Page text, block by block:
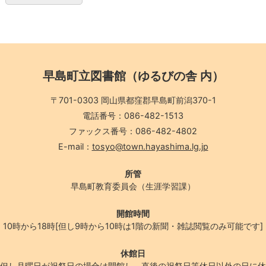
早島町立図書館（ゆるびの舎 内）
〒701-0303 岡山県都窪郡早島町前潟370-1
電話番号：086-482-1513
ファックス番号：086-482-4802
E-mail： tosyo@town.hayashima.lg.jp
所管
早島町教育委員会（生涯学習課）
開館時間
10時から18時[但し9時から10時は1階の新聞・雑誌閲覧のみ可能です]
休館日